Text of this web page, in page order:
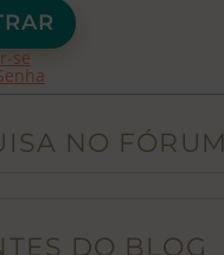
se
NO FÓRUM
DO BLOG